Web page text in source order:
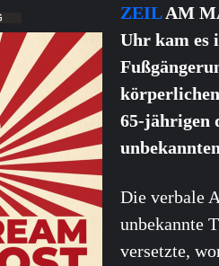
ZEILAM
Uhr kam es
65-jährigen
Die verbale
unbekannte
versetzte,